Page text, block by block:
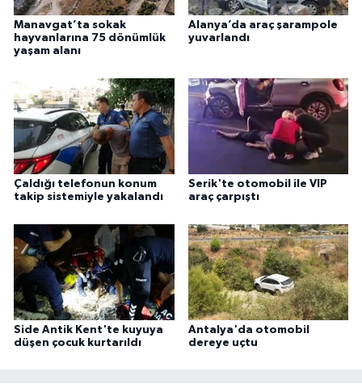
Manavgat’ta sokak
hayvanlarına 75 dönümlük
yaşam alanı
Alanya’da araç şarampole
yuvarlandı
Çaldığı telefonun konum
takip sistemiyle yakalandı
Serik'te otomobil ile VIP
araç çarpıştı
Side Antik Kent'te kuyuya
düşen çocuk kurtarıldı
Antalya'da otomobil
dereye uçtu